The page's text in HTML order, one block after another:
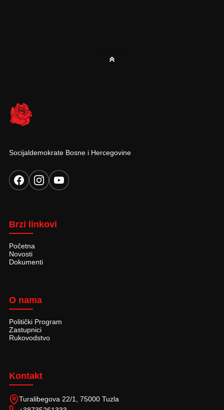
Socijaldemokrate Bosne i Hercegovine
Brzi linkovi
Početna
Novosti
Dokumenti
O nama
Politički Program
Zastupnici
Rukovodstvo
Kontakt
Turalibegova 22/1, 75000 Tuzla